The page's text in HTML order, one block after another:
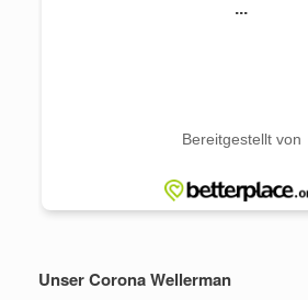
Unser Corona Wellerman